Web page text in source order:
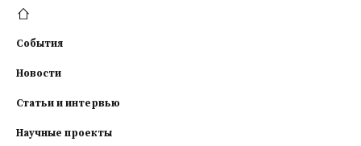
События
Новости
Статьи и интервью
Научные проекты